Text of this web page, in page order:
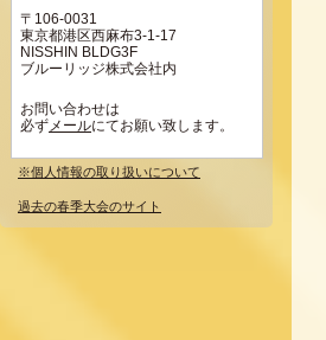
〒106-0031
東京都港区西麻布3-1-17
NISSHIN BLDG3F
ブルーリッジ株式会社内
お問い合わせは
必ずメールにてお願い致します。
※個人情報の取り扱いについて
過去の春季大会のサイト